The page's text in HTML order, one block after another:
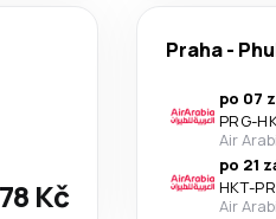
Kč
Praha-
po 07
PRG-
Air
po 21
HKT-
Air